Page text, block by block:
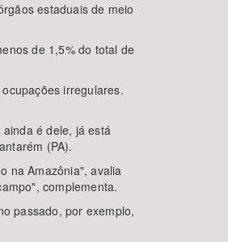
estaduais de meio
de 1,5% do total de
irregulares.
é dele, já está
(PA).
na Amazônia", avalia
complementa.
passado, por exemplo,